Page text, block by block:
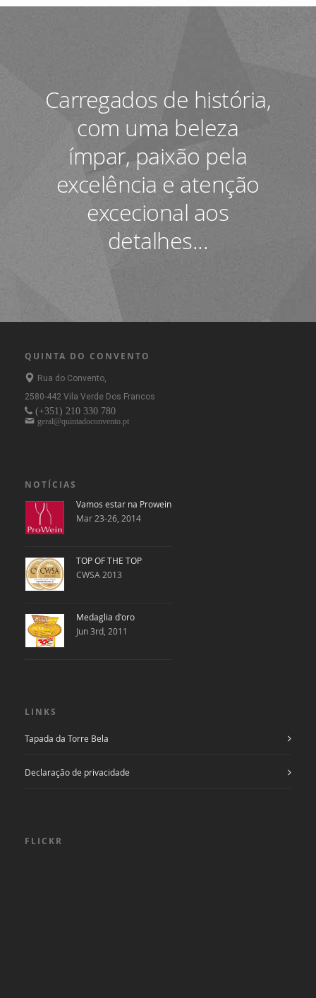
Carregados de história,
com uma beleza
ímpar, paixão pela
excelência e atenção
excecional aos
detalhes...
QUINTA DO CONVENTO
Rua do Convento,
2580-442 Vila Verde Dos Francos
(+351) 210 330 780
geral@quintadoconvento.pt
NOTÍCIAS
Vamos estar na Prowein
Mar 23-26, 2014
TOP OF THE TOP
CWSA 2013
Medaglia d'oro
Jun 3rd, 2011
LINKS
Tapada da Torre Bela
Declaração de privacidade
FLICKR